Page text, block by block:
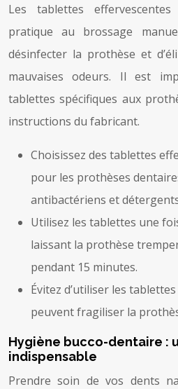
Les tablettes
pratique au brossage
désinfecter la prothèse et
mauvaises odeurs. Il est
tablettes spécifiques aux
instructions du fabricant.
Choisissez des tablettes
pour les prothèses
antibactériens et
Utilisez les tablettes une
laissant la prothèse
pendant 15 minutes.
Évitez d’utiliser les
peuvent fragiliser la
Hygiène bucco-dentaire :
indispensable
Prendre soin de vos dents